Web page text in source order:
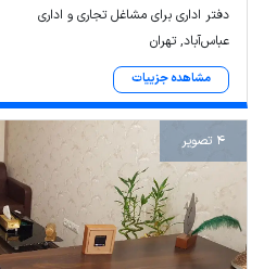
دفتر ا‌داری برای مشاغل تجاری و ا‌داری
عباس‌آباد, تهران
مشاهده جزییات
4 تصویر